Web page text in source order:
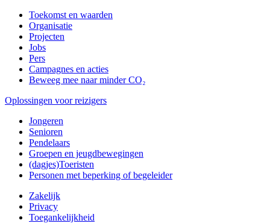
Toekomst en waarden
Organisatie
Projecten
Jobs
Pers
Campagnes en acties
Beweeg mee naar minder CO₂
Oplossingen voor reizigers
Jongeren
Senioren
Pendelaars
Groepen en jeugdbewegingen
(dagjes)Toeristen
Personen met beperking of begeleider
Zakelijk
Privacy
Toegankelijkheid